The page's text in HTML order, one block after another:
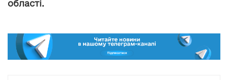
області.